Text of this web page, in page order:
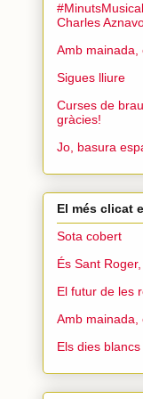
Charles
Amb mainada,
Sigues lliure
Curses de
gràcies!
Jo, basura
El més clicat
Sota cobert
És Sant
El futur de les
Amb mainada,
Els dies